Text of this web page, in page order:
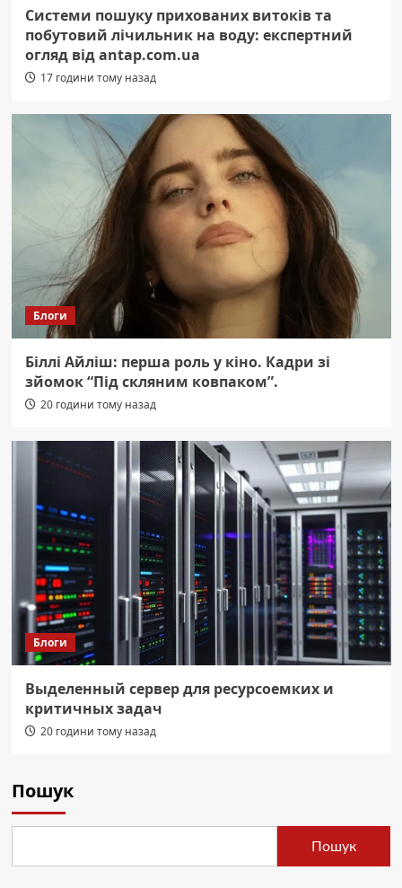
Системи пошуку прихованих витоків та
побутовий лічильник на воду: експертний
огляд від antap.com.ua
17 години тому назад
Блоги
Біллі Айліш: перша роль у кіно. Кадри зі
зйомок “Під скляним ковпаком”.
20 години тому назад
Блоги
Выделенный сервер для ресурсоемких и
критичных задач
20 години тому назад
Пошук
Пошук